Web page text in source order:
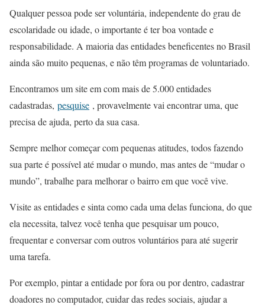
Qualquer pessoa pode ser voluntária, independente do grau de
escolaridade ou idade, o importante é ter boa vontade e
responsabilidade. A maioria das entidades beneficentes no Brasil
ainda são muito pequenas, e não têm programas de voluntariado.
Encontramos um site em com mais de 5.000 entidades
cadastradas, pesquise , provavelmente vai encontrar uma, que
precisa de ajuda, perto da sua casa.
Sempre melhor começar com pequenas atitudes, todos fazendo
sua parte é possível até mudar o mundo, mas antes de “mudar o
mundo”, trabalhe para melhorar o bairro em que você vive.
Visite as entidades e sinta como cada uma delas funciona, do que
ela necessita, talvez você tenha que pesquisar um pouco,
frequentar e conversar com outros voluntários para até sugerir
uma tarefa.
Por exemplo, pintar a entidade por fora ou por dentro, cadastrar
doadores no computador, cuidar das redes sociais, ajudar a